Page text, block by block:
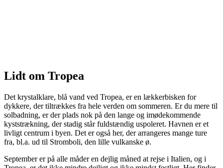
Lidt om Tropea
Det krystalklare, blå vand ved Tropea, er en lækkerbisken for
dykkere, der tiltrækkes fra hele verden om sommeren. Er du mere til
solbadning, er der plads nok på den lange og imødekommende
kyststrækning, der stadig står fuldstændig uspoleret. Havnen er et
livligt centrum i byen. Det er også her, der arrangeres mange ture
fra, bl.a. ud til Stromboli, den lille vulkanske ø.
September er på alle måder en dejlig måned at rejse i Italien, og i